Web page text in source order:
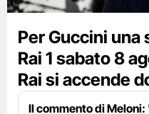
Per Guccini una
Rai 1 sabato 8
Rai si accende
Il commento di